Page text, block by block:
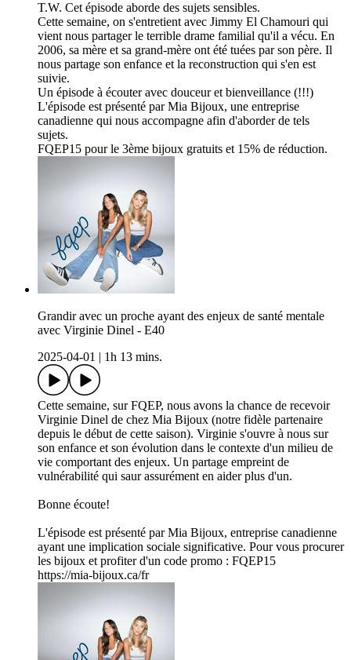
T.W. Cet épisode aborde des sujets sensibles.
Cette semaine, on s'entretient avec Jimmy El Chamouri qui
vient nous partager le terrible drame familial qu'il a vécu. En
2006, sa mère et sa grand-mère ont été tuées par son père. Il
nous partage son enfance et la reconstruction qui s'en est
suivie.
Un épisode à écouter avec douceur et bienveillance (!!!)
L'épisode est présenté par Mia Bijoux, une entreprise
canadienne qui nous accompagne afin d'aborder de tels
sujets.
FQEP15 pour le 3ème bijoux gratuits et 15% de réduction.
Grandir avec un proche ayant des enjeux de santé mentale
avec Virginie Dinel - E40
2025-04-01
1h 13 mins.
Cette semaine, sur FQEP, nous avons la chance de recevoir
Virginie Dinel de chez Mia Bijoux (notre fidèle partenaire
depuis le début de cette saison). Virginie s'ouvre à nous sur
son enfance et son évolution dans le contexte d'un milieu de
vie comportant des enjeux. Un partage empreint de
vulnérabilité qui saur assurément en aider plus d'un.
Bonne écoute!
L'épisode est présenté par Mia Bijoux, entreprise canadienne
ayant une implication sociale significative. Pour vous procurer
les bijoux et profiter d'un code promo : FQEP15
https://mia-bijoux.ca/fr